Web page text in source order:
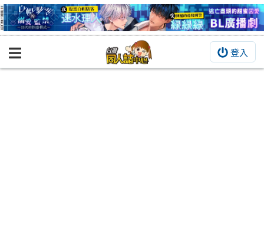
登入
BOOKY書集倉庫